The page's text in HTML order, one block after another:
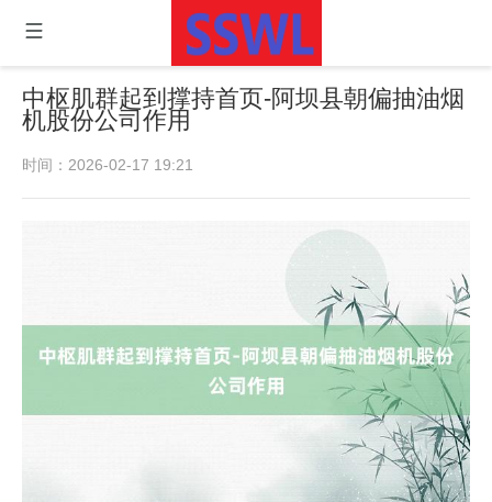
中枢肌群起到撑持首页-阿坝县朝偏抽油烟
机股份公司作用
时间：2026-02-17 19:21